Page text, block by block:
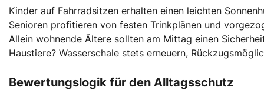
Kinder auf Fahrradsitzen erhalten einen leichten
Senioren profitieren von festen Trinkplänen und
Allein wohnende Ältere sollten am Mittag einen
Haustiere? Wasserschale stets erneuern,
Bewertungslogik für den Alltagsschutz